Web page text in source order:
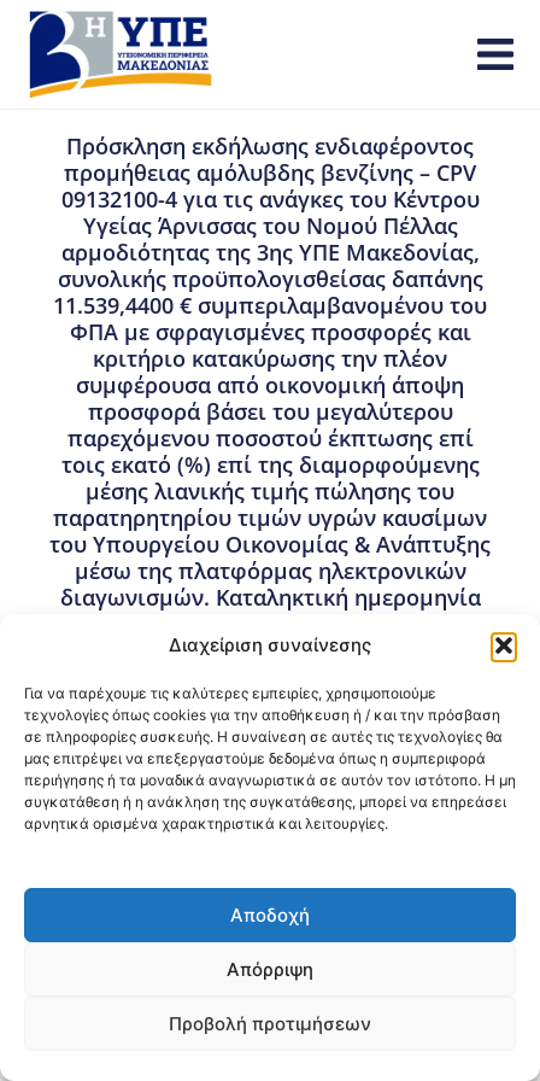
Διαχείριση συναίνεσης
Για να παρέχουμε τις καλύτερες εμπειρίες, χρησιμοποιούμε
τεχνολογίες όπως cookies για την αποθήκευση ή / και την πρόσβαση
σε πληροφορίες συσκευής. Η συναίνεση σε αυτές τις τεχνολογίες θα
μας επιτρέψει να επεξεργαστούμε δεδομένα όπως η συμπεριφορά
περιήγησης ή τα μοναδικά αναγνωριστικά σε αυτόν τον ιστότοπο. Η μη
συγκατάθεση ή η ανάκληση της συγκατάθεσης, μπορεί να επηρεάσει
αρνητικά ορισμένα χαρακτηριστικά και λειτουργίες.
Αποδοχή
Απόρριψη
Προβολή προτιμήσεων
Πρόσκληση εκδήλωσης ενδιαφέροντος
προμήθειας αμόλυβδης βενζίνης – CPV
09132100-4 για τις ανάγκες του Κέντρου
Υγείας Άρνισσας του Νομού Πέλλας
αρμοδιότητας της 3ης ΥΠΕ Μακεδονίας,
συνολικής προϋπολογισθείσας δαπάνης
11.539,4400 € συμπεριλαμβανομένου του
ΦΠΑ με σφραγισμένες προσφορές και
κριτήριο κατακύρωσης την πλέον
συμφέρουσα από οικονομική άποψη
προσφορά βάσει του μεγαλύτερου
παρεχόμενου ποσοστού έκπτωσης επί
τοις εκατό (%) επί της διαμορφούμενης
μέσης λιανικής τιμής πώλησης του
παρατηρητηρίου τιμών υγρών καυσίμων
του Υπουργείου Οικονομίας & Ανάπτυξης
μέσω της πλατφόρμας ηλεκτρονικών
διαγωνισμών. Καταληκτική ημερομηνία
ώρα 14:30. Ημερομηνία διενέργειας
26 Μαΐου, 2023
Προμήθειες - Συμβάσεις,Προμήθειες 3ης ΥΠΕ
Κοινοποίηση:
Θεσσαλονίκη, ΕλλάδαΤηλ: +30 2311 226 200
email: 3ype@3ype.gr
Website Visits: